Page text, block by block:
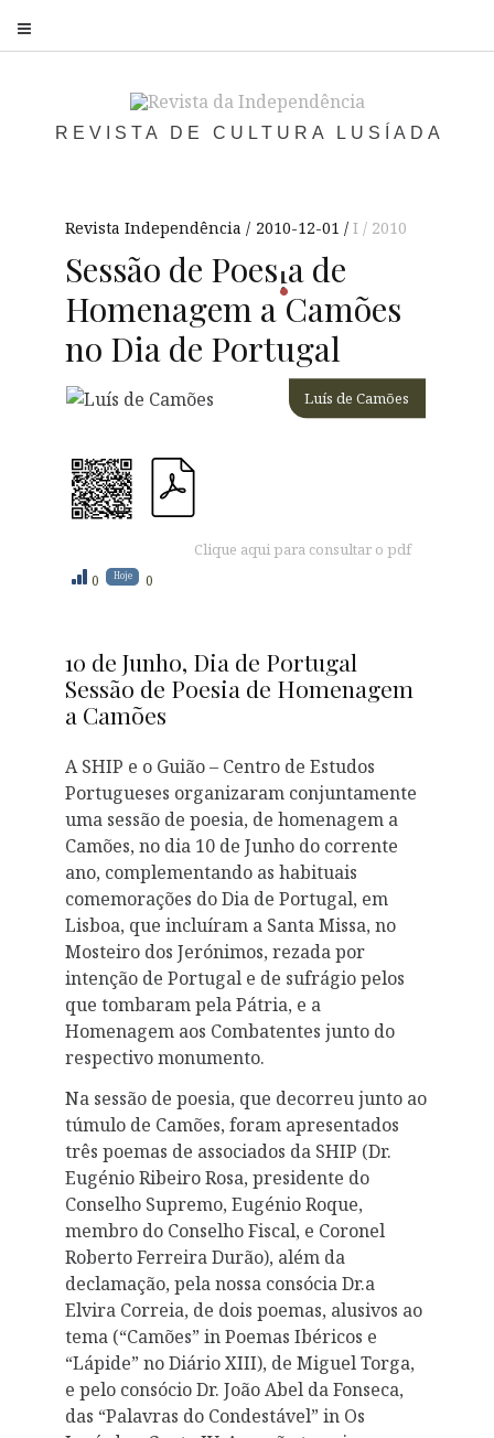
REVISTA DE CULTURA LUSÍADA
Revista Independência 2010-12-01 I / 2010
Sessão de Poesia de
Homenagem a Camões
no Dia de Portugal
Luís de Camões
Clique aqui para consultar o pdf
0 Hoje 0
10 de Junho, Dia de Portugal
Sessão de Poesia de Homenagem
a Camões
A SHIP e o Guião – Centro de Estudos
Portugueses organizaram conjuntamente
uma sessão de poesia, de homenagem a
Camões, no dia 10 de Junho do corrente
ano, complementando as habituais
comemorações do Dia de Portugal, em
Lisboa, que incluíram a Santa Missa, no
Mosteiro dos Jerónimos, rezada por
intenção de Portugal e de sufrágio pelos
que tombaram pela Pátria, e a
Homenagem aos Combatentes junto do
respectivo monumento.
Na sessão de poesia, que decorreu junto ao
túmulo de Camões, foram apresentados
três poemas de associados da SHIP (Dr.
Eugénio Ribeiro Rosa, presidente do
Conselho Supremo, Eugénio Roque,
membro do Conselho Fiscal, e Coronel
Roberto Ferreira Durão), além da
declamação, pela nossa consócia Dr.a
Elvira Correia, de dois poemas, alusivos ao
tema (“Camões” in Poemas Ibéricos e
“Lápide” no Diário XIII), de Miguel Torga,
e pelo consócio Dr. João Abel da Fonseca,
das “Palavras do Condestável” in Os